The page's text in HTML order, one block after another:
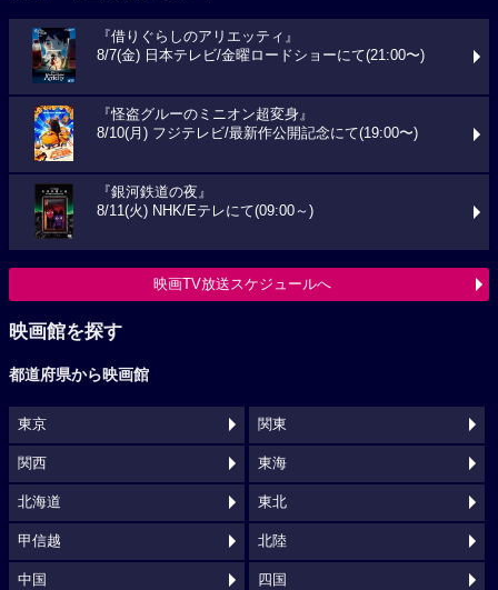
『借りぐらしのアリエッティ』
8/7(金) 日本テレビ/金曜ロードショーにて(21:00〜)
『怪盗グルーのミニオン超変身』
8/10(月) フジテレビ/最新作公開記念にて(19:00〜)
『銀河鉄道の夜』
8/11(火) NHK/Eテレにて(09:00～)
映画TV放送スケジュールへ
映画館を探す
都道府県から映画館
東京 関東
関西 東海
北海道 東北
甲信越 北陸
中国 四国